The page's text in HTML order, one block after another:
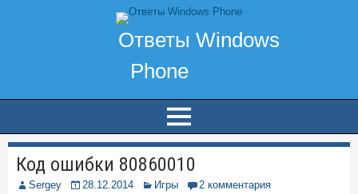
Код ошибки 80860010
Sergey 28.12.2014 Игры 2 комментария